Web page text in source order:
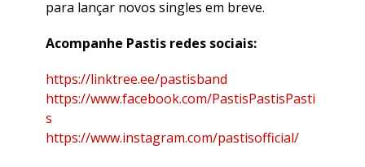
para lançar novos singles em breve.
Acompanhe Pastis redes sociais:
https://linktree.ee/pastisband
https://www.facebook.com/PastisPastisPasti
s
https://www.instagram.com/pastisofficial/